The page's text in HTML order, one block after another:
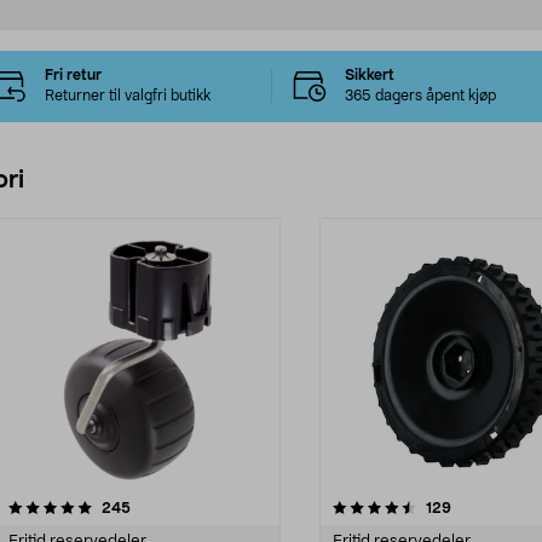
Fri retur
Returner til valgfri butikk
Sikkert
365 dagers åpent kjøp
245anmeldelser
4.5 av 5 stjerner 129anmeldelser
4.5 av 5 stjerner